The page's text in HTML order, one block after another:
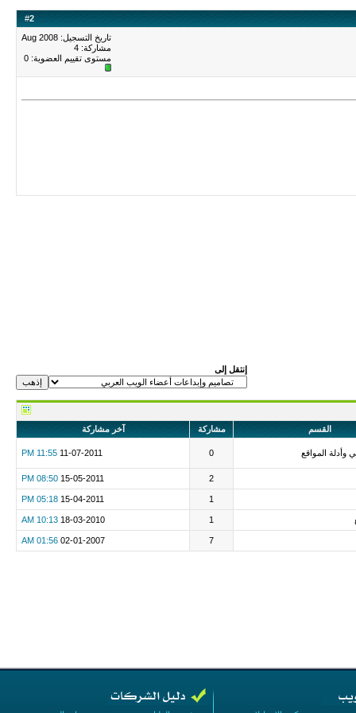
#2
تاريخ التسجيل: Aug 2008
مشاركة: 4
مستوى تقييم العضوية: 0
إنتقل إلى
القسم مشاركة آخر مشاركة
وأدلة المواقع 0
11-07-2011
11:55 PM
2
15-05-2011
08:50 PM
1
15-04-2011
05:18 PM
1
18-03-2010
10:13 AM
7
02-01-2007
01:56 AM